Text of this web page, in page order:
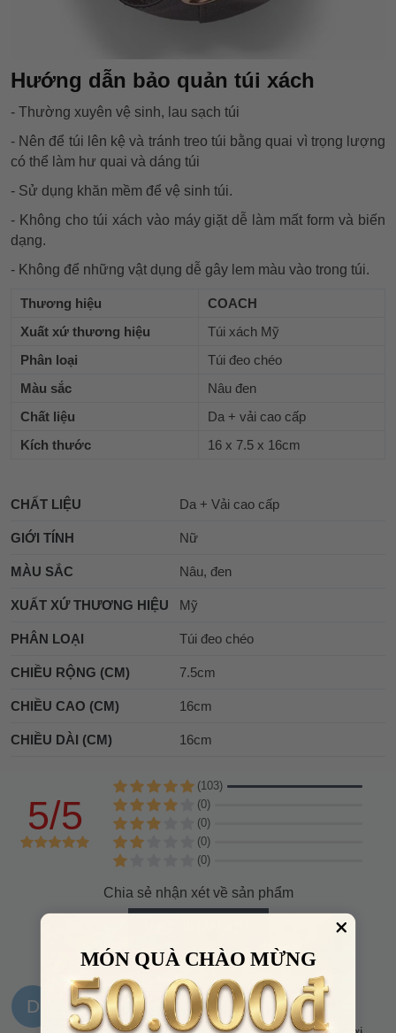
Hướng dẫn bảo quản túi xách
- Thường xuyên vệ sinh, lau sạch túi
- Nên để túi lên kệ và tránh treo túi bằng quai vì trọng lượng
có thể làm hư quai và dáng túi
- Sử dụng khăn mềm để vệ sinh túi.
- Không cho túi xách vào máy giặt dễ làm mất form và biến
dạng.
- Không để những vật dụng dễ gây lem màu vào trong túi.
Thương hiệu
COACH
Xuất xứ thương hiệu
Túi xách Mỹ
Phân loại
Túi đeo chéo
Màu sắc
Nâu đen
Chất liệu
Da + vải cao cấp
Kích thước
16 x 7.5 x 16cm
CHẤT LIỆU Da + Vải cao cấp
GIỚI TÍNH Nữ
MÀU SẮC Nâu, đen
XUẤT XỨ THƯƠNG HIỆU Mỹ
PHÂN LOẠI Túi đeo chéo
CHIỀU RỘNG (CM) 7.5cm
CHIỀU CAO (CM) 16cm
CHIỀU DÀI (CM) 16cm
5/5
(103)
(0)
(0)
(0)
(0)
Chia sẻ nhận xét về sản phẩm
D Dương Phúc Nam 10:26, 17/01/2024
MÓN QUÀ CHÀO MỪNG